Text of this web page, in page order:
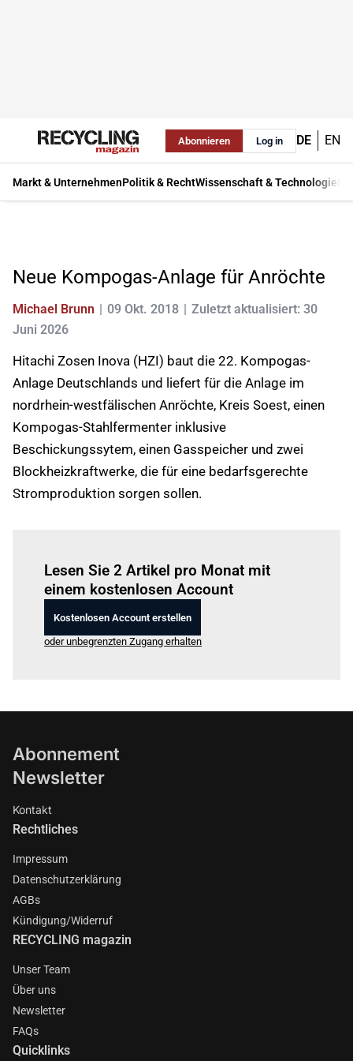
Abonnieren Log in DE EN
Markt & UnternehmenPolitik & RechtWissenschaft & Technologie
Neue Kompogas-Anlage für Anröchte
Michael Brunn 09 Okt. 2018
Zuletzt aktualisiert: 30
Juni 2026
Hitachi Zosen Inova (HZI) baut die 22. Kompogas-
Anlage Deutschlands und liefert für die Anlage im
nordrhein-westfälischen Anröchte, Kreis Soest, einen
Kompogas-Stahlfermenter inklusive
Beschickungssytem, einen Gasspeicher und zwei
Blockheizkraftwerke, die für eine bedarfsgerechte
Stromproduktion sorgen sollen.
Lesen Sie 2 Artikel pro Monat mit
einem kostenlosen Account
Kostenlosen Account erstellen
oder unbegrenzten Zugang erhalten
Abonnement
Newsletter
Kontakt
Rechtliches
Impressum
Datenschutzerklärung
AGBs
Kündigung/Widerruf
RECYCLING magazin
Unser Team
Über uns
Newsletter
FAQs
Quicklinks